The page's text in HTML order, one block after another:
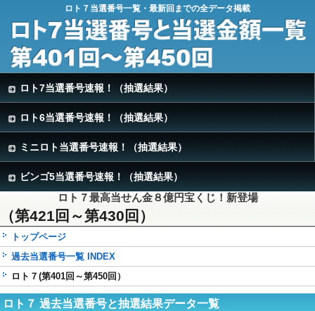
ロト７当選番号一覧・最新回までの全データ掲載
ロト7当選番号速報！（抽選結果）
ロト6当選番号速報！（抽選結果）
ミニロト当選番号速報！（抽選結果）
ビンゴ5当選番号速報！（抽選結果）
ロト７最高当せん金８億円宝くじ！新登場
（第421回～第430回）
トップページ
過去当選番号一覧 INDEX
ロト７(第401回～第450回）
ロト７ 過去当選番号と抽選結果データ一覧